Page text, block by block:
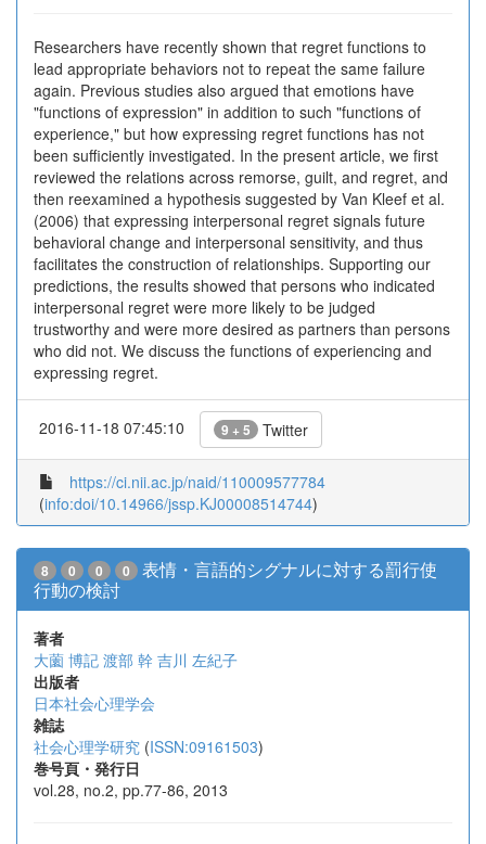
Researchers have recently shown that regret functions to
lead appropriate behaviors not to repeat the same failure
again. Previous studies also argued that emotions have
"functions of expression" in addition to such "functions of
experience," but how expressing regret functions has not
been sufficiently investigated. In the present article, we first
reviewed the relations across remorse, guilt, and regret, and
then reexamined a hypothesis suggested by Van Kleef et al.
(2006) that expressing interpersonal regret signals future
behavioral change and interpersonal sensitivity, and thus
facilitates the construction of relationships. Supporting our
predictions, the results showed that persons who indicated
interpersonal regret were more likely to be judged
trustworthy and were more desired as partners than persons
who did not. We discuss the functions of experiencing and
expressing regret.
2016-11-18 07:45:10 9 + 5 Twitter
https://ci.nii.ac.jp/naid/110009577784
(info:doi/10.14966/jssp.KJ00008514744)
8 0 0 0
表情・言語的シグナルに対する罰行使
行動の検討
著者
大薗 博記 渡部 幹 吉川 左紀子
出版者
日本社会心理学会
雑誌
社会心理学研究 (ISSN:09161503)
巻号頁・発行日
vol.28, no.2, pp.77-86, 2013